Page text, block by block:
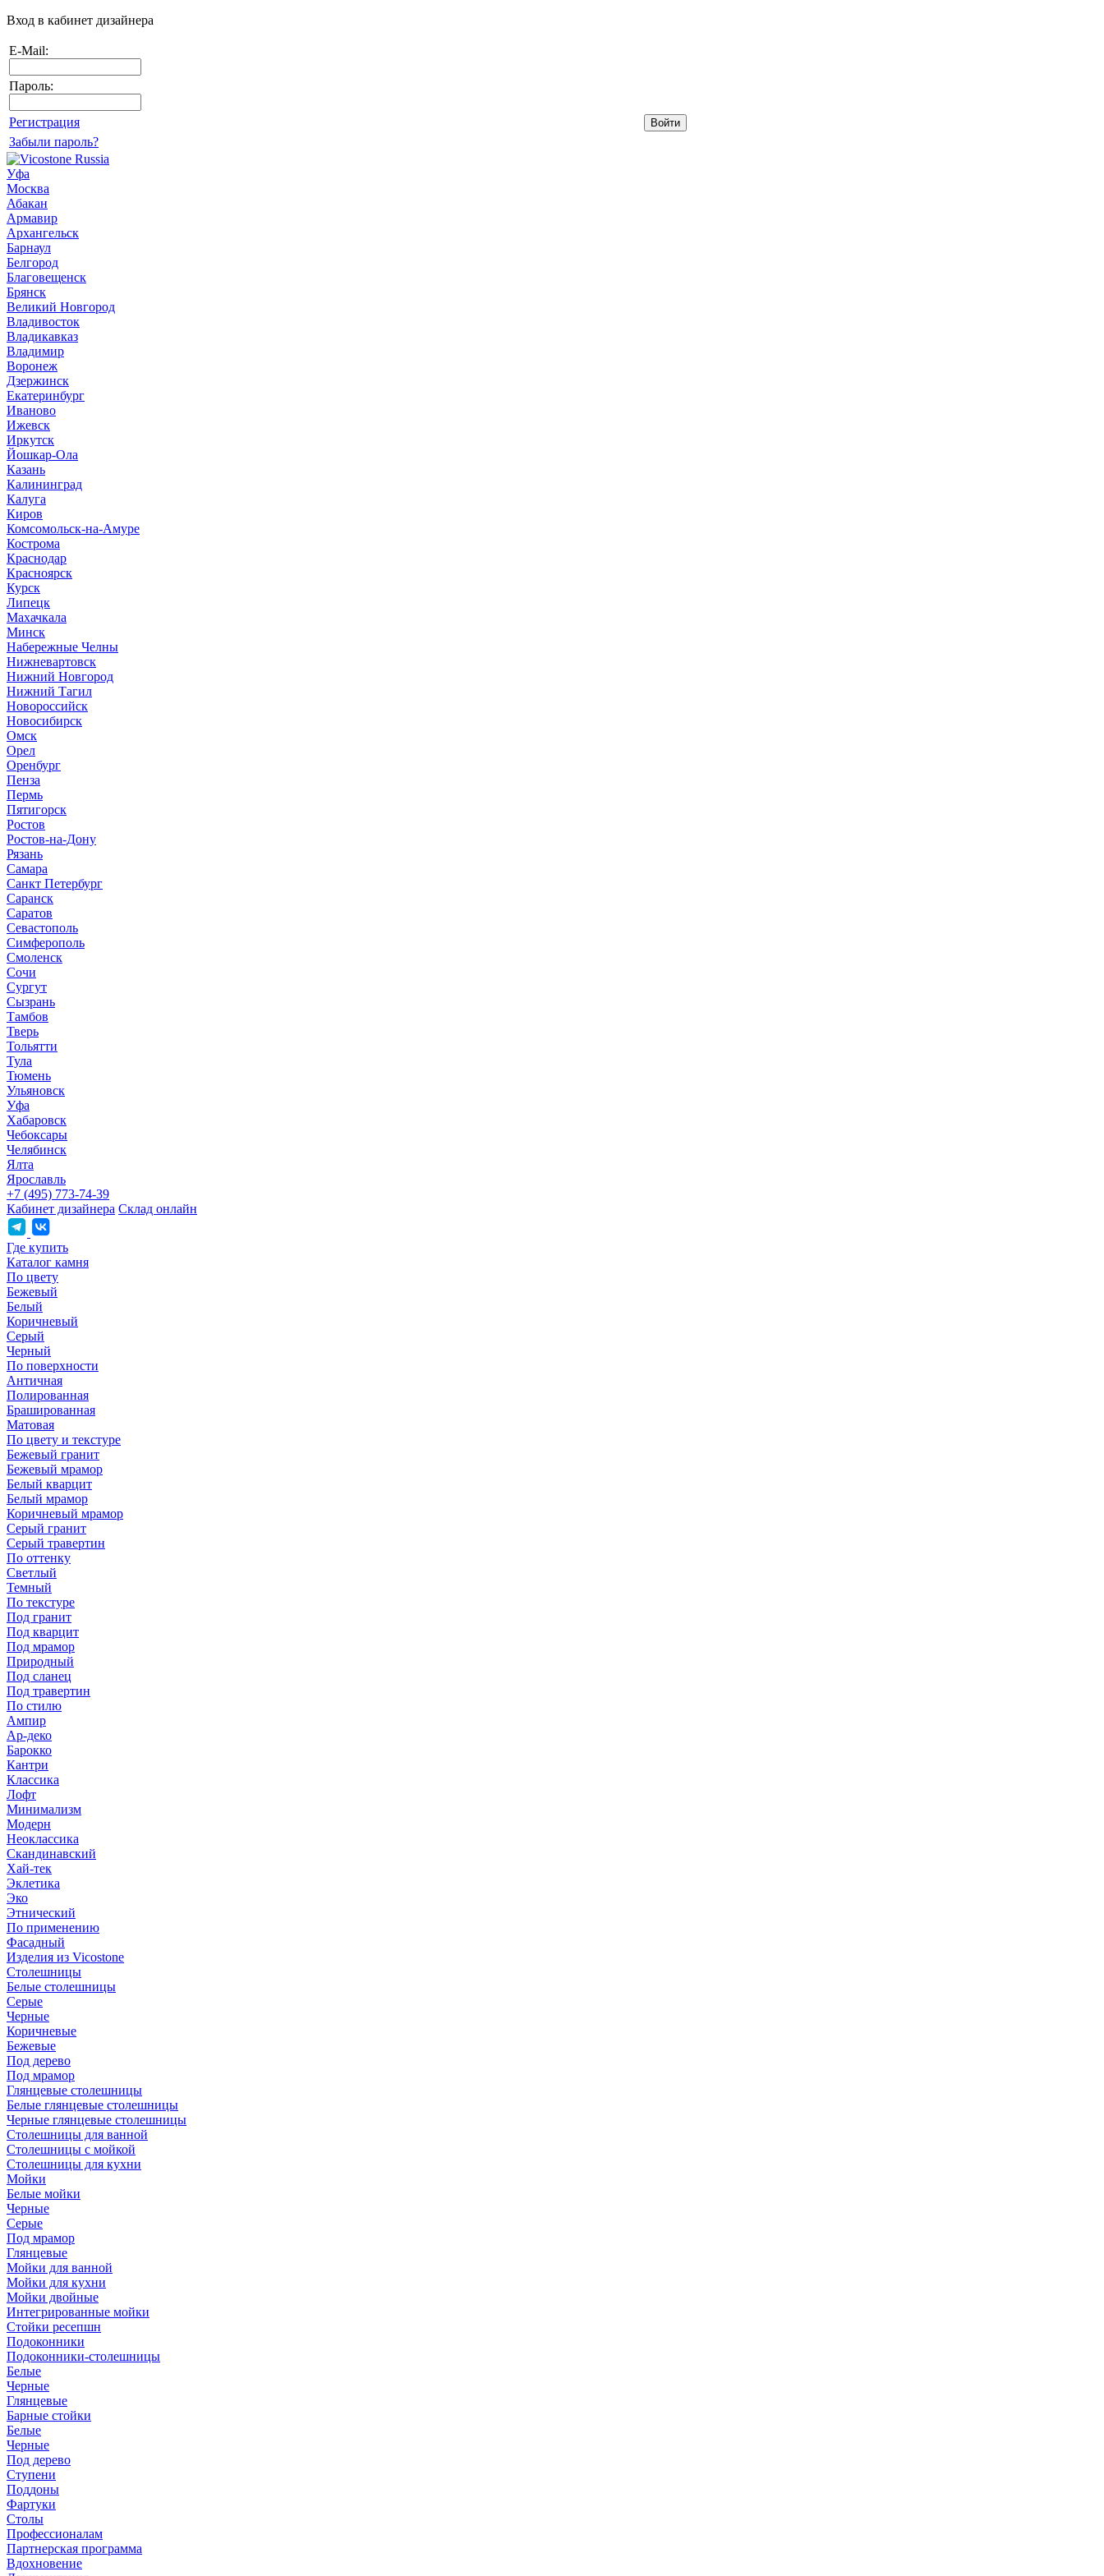
Вход в кабинет дизайнера
E-Mail:
Пароль:
Регистрация
Забыли пароль?
Уфа
Москва
Абакан
Армавир
Архангельск
Барнаул
Белгород
Благовещенск
Брянск
Великий Новгород
Владивосток
Владикавказ
Владимир
Воронеж
Дзержинск
Екатеринбург
Иваново
Ижевск
Иркутск
Йошкар-Ола
Казань
Калининград
Калуга
Киров
Комсомольск-на-Амуре
Кострома
Краснодар
Красноярск
Курск
Липецк
Махачкала
Минск
Набережные Челны
Нижневартовск
Нижний Новгород
Нижний Тагил
Новороссийск
Новосибирск
Омск
Орел
Оренбург
Пенза
Пермь
Пятигорск
Ростов
Ростов-на-Дону
Рязань
Самара
Санкт Петербург
Саранск
Саратов
Севастополь
Симферополь
Смоленск
Сочи
Сургут
Сызрань
Тамбов
Тверь
Тольятти
Тула
Тюмень
Ульяновск
Уфа
Хабаровск
Чебоксары
Челябинск
Ялта
Ярославль
+7 (495) 773-74-39
Кабинет дизайнера Склад онлайн
Где купить
Каталог камня
По цвету
Бежевый
Белый
Коричневый
Серый
Черный
По поверхности
Античная
Полированная
Брашированная
Матовая
По цвету и текстуре
Бежевый гранит
Бежевый мрамор
Белый кварцит
Белый мрамор
Коричневый мрамор
Серый гранит
Серый травертин
По оттенку
Светлый
Темный
По текстуре
Под гранит
Под кварцит
Под мрамор
Природный
Под сланец
Под травертин
По стилю
Ампир
Ар-деко
Барокко
Кантри
Классика
Лофт
Минимализм
Модерн
Неоклассика
Скандинавский
Хай-тек
Эклетика
Эко
Этнический
По применению
Фасадный
Изделия из Vicostone
Столешницы
Белые столешницы
Серые
Черные
Коричневые
Бежевые
Под дерево
Под мрамор
Глянцевые столешницы
Белые глянцевые столешницы
Черные глянцевые столешницы
Столешницы для ванной
Столешницы с мойкой
Столешницы для кухни
Мойки
Белые мойки
Черные
Серые
Под мрамор
Глянцевые
Мойки для ванной
Мойки для кухни
Мойки двойные
Интегрированные мойки
Стойки ресепшн
Подоконники
Подоконники-столешницы
Белые
Черные
Глянцевые
Барные стойки
Белые
Черные
Под дерево
Ступени
Поддоны
Фартуки
Столы
Профессионалам
Партнерская программа
Вдохновение